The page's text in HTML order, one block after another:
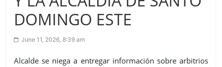
DOMINGO ESTE
June 11, 2026, 8:39 am
Alcalde se niega a entregar información sobre arbitrios